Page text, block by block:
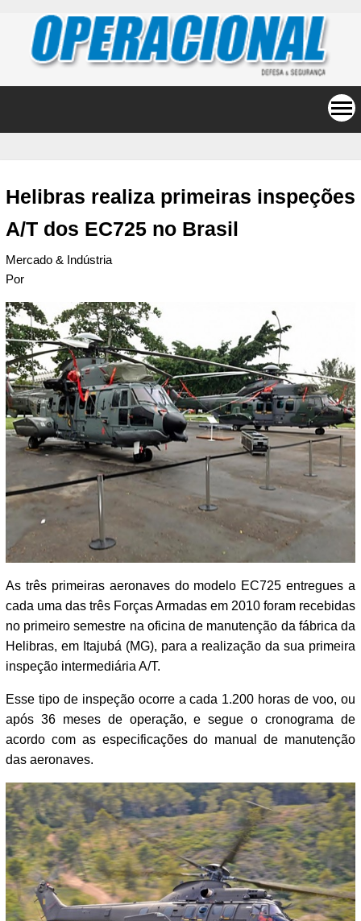
Helibras realiza primeiras inspeções
A/T dos EC725 no Brasil
Mercado & Indústria
Por
As três primeiras aeronaves do modelo EC725 entregues a
cada uma das três Forças Armadas em 2010 foram recebidas
no primeiro semestre na oficina de manutenção da fábrica da
Helibras, em Itajubá (MG), para a realização da sua primeira
inspeção intermediária A/T.
Esse tipo de inspeção ocorre a cada 1.200 horas de voo, ou
após 36 meses de operação, e segue o cronograma de
acordo com as especificações do manual de manutenção
das aeronaves.